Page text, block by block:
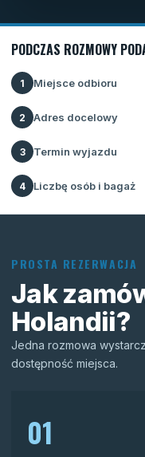
PODCZAS ROZMOWY
1 Miejsce odbioru
2 Adres docelowy
3 Termin wyjazdu
4 Liczbę osób i bagaż
PROSTA REZERWACJA
Jak
Holandii?
Jedna rozmowa
dostępność miejsca.
01